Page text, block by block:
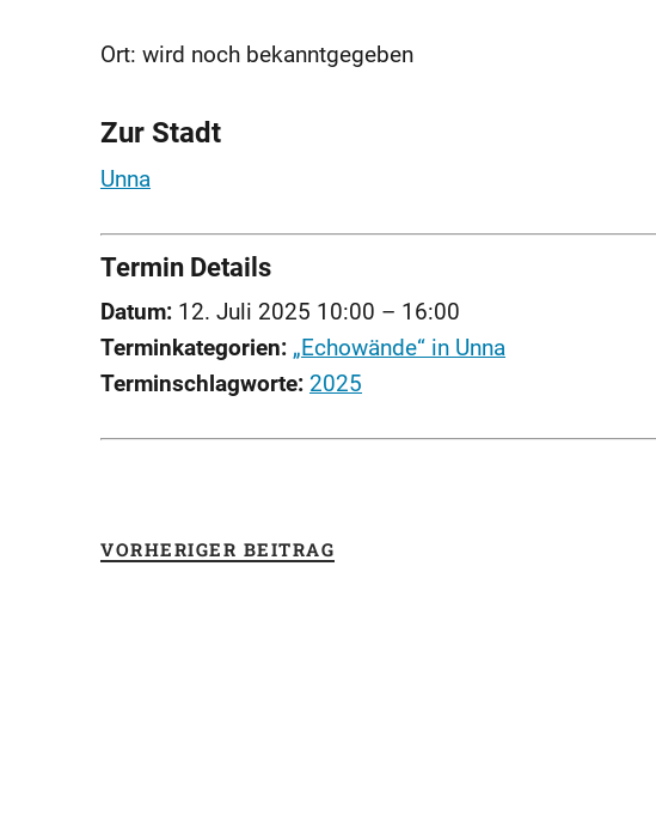
Ort: wird noch bekanntgegeben
Zur Stadt
Unna
Termin Details
Datum: 12. Juli 2025 10:00 – 16:00
Terminkategorien: „Echowände“ in Unna
Terminschlagworte: 2025
VORHERIGER BEITRAG